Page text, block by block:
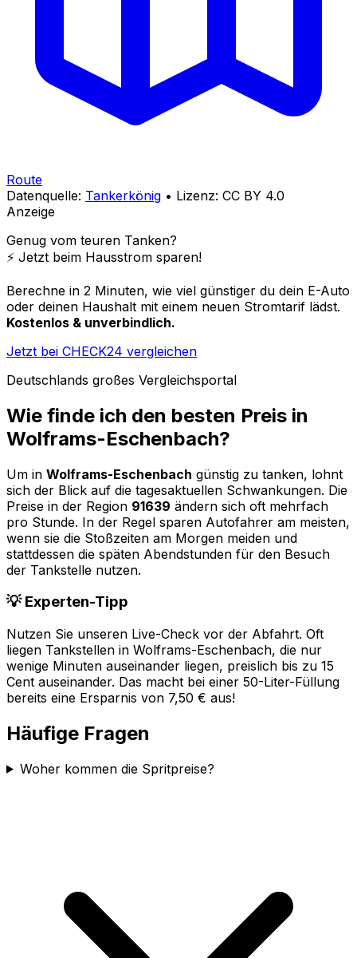
Route
Datenquelle: Tankerkönig • Lizenz: CC BY 4.0
Anzeige
Genug vom teuren Tanken?
⚡️ Jetzt beim Hausstrom sparen!
Berechne in 2 Minuten, wie viel günstiger du dein E-Auto
oder deinen Haushalt mit einem neuen Stromtarif lädst.
Kostenlos & unverbindlich.
Jetzt bei CHECK24 vergleichen
Deutschlands großes Vergleichsportal
Wie finde ich den besten Preis in
Wolframs-Eschenbach?
Um in Wolframs-Eschenbach günstig zu tanken, lohnt
sich der Blick auf die tagesaktuellen Schwankungen. Die
Preise in der Region 91639 ändern sich oft mehrfach
pro Stunde. In der Regel sparen Autofahrer am meisten,
wenn sie die Stoßzeiten am Morgen meiden und
stattdessen die späten Abendstunden für den Besuch
der Tankstelle nutzen.
💡 Experten-Tipp
Nutzen Sie unseren Live-Check vor der Abfahrt. Oft
liegen Tankstellen in Wolframs-Eschenbach, die nur
wenige Minuten auseinander liegen, preislich bis zu 15
Cent auseinander. Das macht bei einer 50-Liter-Füllung
bereits eine Ersparnis von 7,50 € aus!
Häufige Fragen
Woher kommen die Spritpreise?